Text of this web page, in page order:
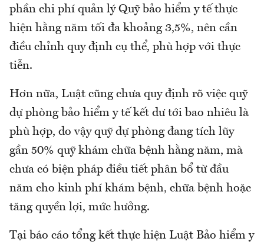
phần chi phí quản lý Quỹ bảo hiểm y tế thực
hiện hằng năm tối đa khoảng 3,5%, nên cần
điều chỉnh quy định cụ thể, phù hợp với thực
tiễn.
Hơn nữa, Luật cũng chưa quy định rõ việc quỹ
dự phòng bảo hiểm y tế kết dư tới bao nhiêu là
phù hợp, do vậy quỹ dự phòng đang tích lũy
gần 50% quỹ khám chữa bệnh hằng năm, mà
chưa có biện pháp điều tiết phân bổ từ đầu
năm cho kinh phí khám bệnh, chữa bệnh hoặc
tăng quyền lợi, mức hưởng.
Tại báo cáo tổng kết thực hiện Luật Bảo hiểm y